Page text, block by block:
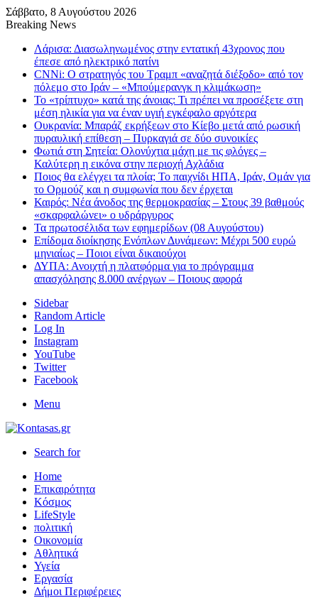
Σάββατο, 8 Αυγούστου 2026
Breaking News
Λάρισα: Διασωληνωμένος στην εντατική 43χρονος που
έπεσε από ηλεκτρικό πατίνι
CNNi: Ο στρατηγός του Τραμπ «αναζητά διέξοδο» από τον
πόλεμο στο Ιράν – «Μπούμερανγκ η κλιμάκωση»
Το «τρίπτυχο» κατά της άνοιας: Τι πρέπει να προσέξετε στη
μέση ηλικία για να έναν υγιή εγκέφαλο αργότερα
Ουκρανία: Μπαράζ εκρήξεων στο Κίεβο μετά από ρωσική
πυραυλική επίθεση – Πυρκαγιά σε δύο συνοικίες
Φωτιά στη Σητεία: Ολονύχτια μάχη με τις φλόγες –
Καλύτερη η εικόνα στην περιοχή Αχλάδια
Ποιος θα ελέγχει τα πλοία; Το παιχνίδι ΗΠΑ, Ιράν, Ομάν για
το Ορμούζ και η συμφωνία που δεν έρχεται
Καιρός: Νέα άνοδος της θερμοκρασίας – Στους 39 βαθμούς
«σκαρφαλώνει» ο υδράργυρος
Τα πρωτοσέλιδα των εφημερίδων (08 Αυγούστου)
Επίδομα διοίκησης Ενόπλων Δυνάμεων: Μέχρι 500 ευρώ
μηνιαίως – Ποιοι είναι δικαιούχοι
ΔΥΠΑ: Ανοιχτή η πλατφόρμα για το πρόγραμμα
απασχόλησης 8.000 ανέργων – Ποιους αφορά
Sidebar
Random Article
Log In
Instagram
YouTube
Twitter
Facebook
Menu
Search for
Home
Επικαιρότητα
Κόσμος
LifeStyle
πολιτική
Οικονομία
Αθλητικά
Υγεία
Εργασία
Δήμοι Περιφέρειες